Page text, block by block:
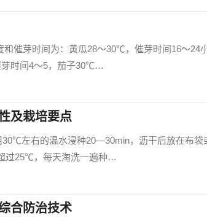
和催芽时间为：黄瓜28～30℃，催芽时间16～24
时间4～5，茄子30℃…
及栽培要点
30℃左右的温水浸种20—30min，沥干后放在布袋
过25℃，每天淘洗一遍种…
合防治技术